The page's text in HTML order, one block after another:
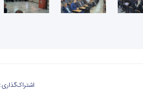
اشتراک‌گذاری: